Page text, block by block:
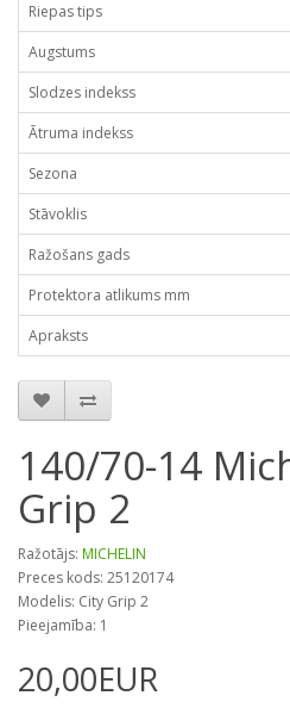
Riepas tips
Augstums
Slodzes indekss
Ātruma indekss
Sezona
Stāvoklis
Ražošans gads
Protektora atlikums mm
Apraksts
140/70-14
Grip 2
Ražotājs: MICHELIN
Preces kods: 25120174
Modelis: City Grip 2
Pieejamība: 1
20,00EUR